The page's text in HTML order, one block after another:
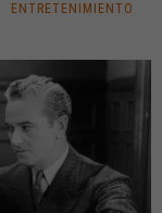
ENTRETENIMIENTO